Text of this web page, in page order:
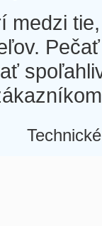
medzi